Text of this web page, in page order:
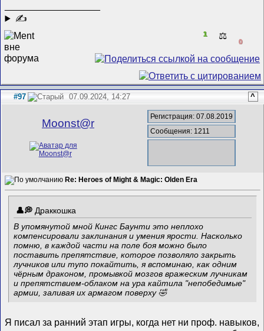
✍
1 ⚖️
0
#97 07.09.2024, 14:27 ^
Mооnst@r
Регистрация: 07.08.2019
Сообщения: 1211
Re: Heroes of Might & Magic: Olden Era
Драккошка
В упомянутой мной Кингс Баунти это неплохо
компенсировали заклинания и умения ярости. Насколько
помню, в каждой части на поле боя можно было
поставить препятствие, которое позволяло закрыть
лучников или тупо покайтить, я вспоминаю, как одним
чёрным драконом, промывкой мозгов вражеским лучникам
и препятствием-облаком на ура кайтила "непобедимые"
армии, заливая их армагом поверху 🤣
Я писал за ранний этап игры, когда нет ни проф. навыков,